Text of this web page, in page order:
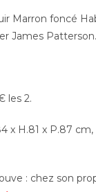
Marron foncé
James Patterson.
les 2.
x H.81 x P.87 cm,
: chez son